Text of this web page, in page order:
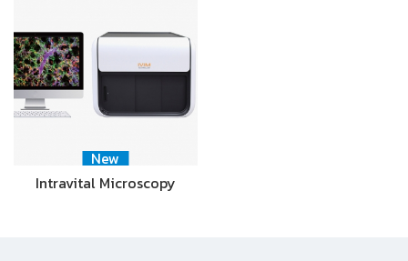
New
Intravital Microscopy